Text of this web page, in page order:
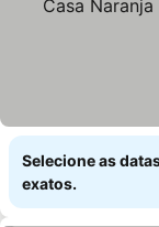
Selecione as
exatos.